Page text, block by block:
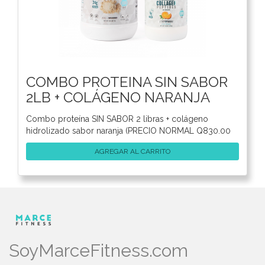
COMBO PROTEINA SIN SABOR
2LB + COLÁGENO NARANJA
Combo proteína SIN SABOR 2 libras + colágeno
hidrolizado sabor naranja (PRECIO NORMAL Q830.00
AGREGAR AL CARRITO
SoyMarceFitness.com